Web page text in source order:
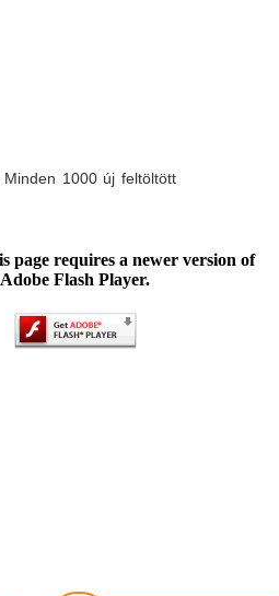
1000 új feltöltött
page requires a newer version of
Adobe Flash Player.